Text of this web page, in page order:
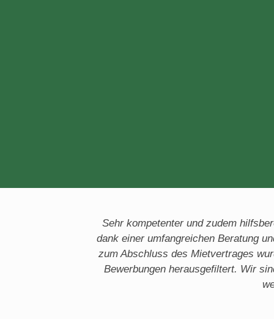
Sehr kompetenter und zudem
dank einer umfangreichen Beratung
zum Abschluss des Mietvertrages
Bewerbungen herausgefiltert. Wir